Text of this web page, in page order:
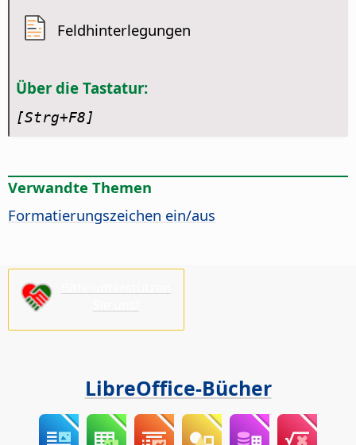
Feldhinterlegungen
Über die Tastatur:
[Strg+F8]
Verwandte Themen
Formatierungszeichen ein/aus
LibreOffice-Bücher